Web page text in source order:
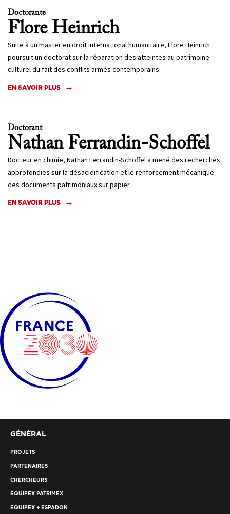
Doctorante
FloreHeinrich
Suite à un master en droit international humanitaire, Flore Heinrich
poursuit un doctorat sur la réparation des atteintes au patrimoine
culturel du fait des conflits armés contemporains.
EN SAVOIR PLUS
Doctorant
NathanFerrandin-Schoffel
Docteur en chimie, Nathan Ferrandin-Schoffel a mené des recherches
approfondies sur la désacidification et le renforcement mécanique
des documents patrimoniaux sur papier.
EN SAVOIR PLUS
GÉNÉRAL
PROJETS
PARTENAIRES
CHERCHEURS
EQUIPEX PATRIMEX
EQUIPEX + ESPADON